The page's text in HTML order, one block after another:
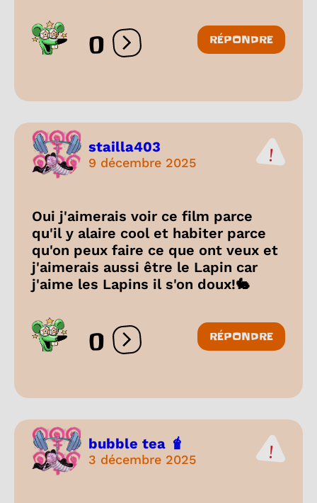
0 Ouvrir les réactions
RÉPONDRE
stailla403
9 décembre 2025
Oui j'aimerais voir ce film parce
qu'il y alaire cool et habiter parce
qu'on peux faire ce que ont veux et
j'aimerais aussi être le Lapin car
j'aime les Lapins il s'on doux!🐇
0 Ouvrir les réactions
RÉPONDRE
bubble tea 🧋
3 décembre 2025